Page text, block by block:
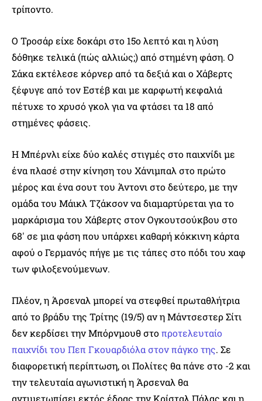
τρίποντο.
Ο Τροσάρ είχε δοκάρι στο 15ο λεπτό και η λύση
δόθηκε τελικά (πώς αλλιώς;) από στημένη φάση. Ο
Σάκα εκτέλεσε κόρνερ από τα δεξιά και ο Χάβερτς
ξέφυγε από τον Εστέβ και με καρφωτή κεφαλιά
πέτυχε το χρυσό γκολ για να φτάσει τα 18 από
στημένες φάσεις.
Η Μπέρνλι είχε δύο καλές στιγμές στο παιχνίδι με
ένα πλασέ στην κίνηση του Χάνιμπαλ στο πρώτο
μέρος και ένα σουτ του Άντονι στο δεύτερο, με την
ομάδα του Μάικλ Τζάκσον να διαμαρτύρεται για το
μαρκάρισμα του Χάβερτς στον Ογκουτσούκβου στο
68′ σε μια φάση που υπάρχει καθαρή κόκκινη κάρτα
αφού ο Γερμανός πήγε με τις τάπες στο πόδι του χαφ
των φιλοξενούμενων.
Πλέον, η Άρσεναλ μπορεί να στεφθεί πρωταθλήτρια
από το βράδυ της Τρίτης (19/5) αν η Μάντσεστερ Σίτι
δεν κερδίσει την Μπόρνμουθ στοπροτελευταίο
παιχνίδι του Πεπ Γκουαρδιόλα στον πάγκο της. Σε
διαφορετική περίπτωση, οι Πολίτες θα πάνε στο -2 και
την τελευταία αγωνιστική η Άρσεναλ θα
αντιμετωπίσει εκτός έδρας την Κρίσταλ Πάλας και η